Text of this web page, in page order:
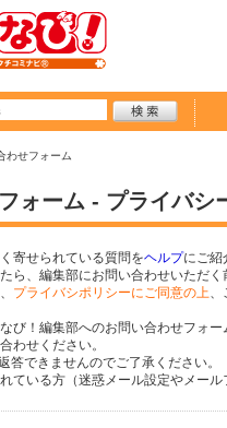
わせフォーム
ォーム - プライバシ
寄せられている質問をヘルプにご紹
ら、編集部にお問い合わせいただく
プライバシポリシーにご同意の上、
び！編集部へのお問い合わせフォ
わせください。
できませんのでご了承ください。
ている方（迷惑メール設定やメー